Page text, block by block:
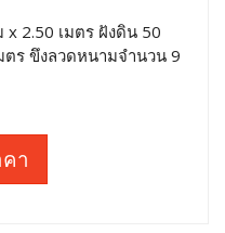
2.50 เมตร ฝังดิน 50
ตร ขึงลวดหนามจำนวน 9
า